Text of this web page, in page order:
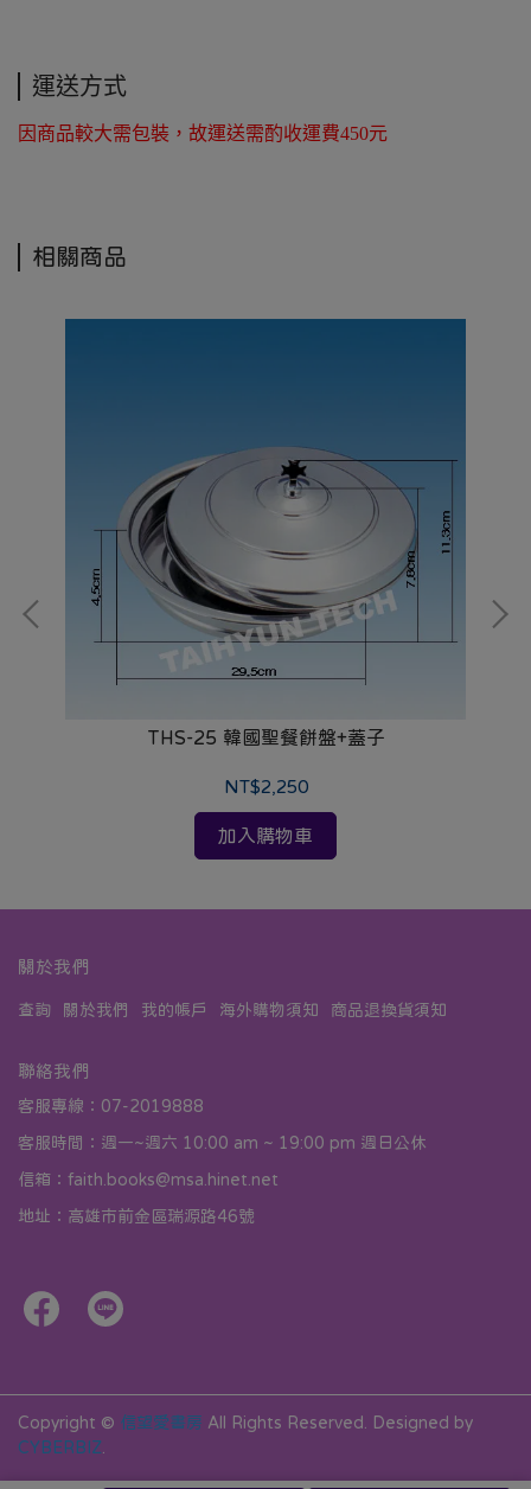
運送方式
因商品較大需包裝，故運送需酌收運費450元
相關商品
THS-25 韓國聖餐餅盤+蓋子
NT$2,250
加入購物車
關於我們
查詢 關於我們 我的帳戶 海外購物須知 商品退換貨須知
聯絡我們
客服專線：07-2019888
客服時間：週一~週六 10:00 am ~ 19:00 pm 週日公休
信箱：faith.books@msa.hinet.net
地址：高雄市前金區瑞源路46號
Copyright © 信望愛書房 All Rights Reserved.
Designed by
CYBERBIZ